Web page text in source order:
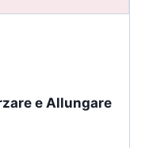
e Allungare